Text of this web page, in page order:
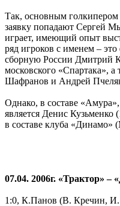
Так, основным
заявку попадают Сергей
играет, имеющий опыт
ряд игроков с именем –
сборную России Дмитрий
московского «Спартака»,
Шафранов и Андрей
Однако, в составе
является Денис Кузьменко
в составе клуба
07.04. 2006г. «Трактор» –
1:0, К.Панов (В. Кречин, И.